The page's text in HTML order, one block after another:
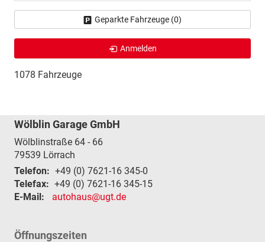
Geparkte Fahrzeuge (0)
Anmelden
1078 Fahrzeuge
Wölblin Garage GmbH
Wölblinstraße 64 - 66
79539 Lörrach
Telefon: +49 (0) 7621-16 345-0
Telefax: +49 (0) 7621-16 345-15
E-Mail:
autohaus@ugt.de
Öffnungszeiten